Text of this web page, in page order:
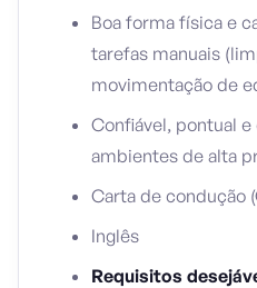
Boa forma física e
tarefas manuais
movimentação de
Confiável, pontual
ambientes de alta
Carta de condução
Inglês
Requisitos